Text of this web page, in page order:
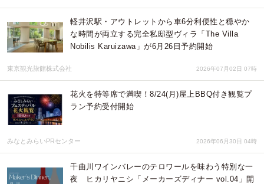
軽井沢駅・アウトレットから車6分利便性と穏やか
な時間が両立する完全私邸型ヴィラ「The Villa
Nobilis Karuizawa」が6月26日予約開始
東京観光旅館株式会社 2026年07月02日 07時
花火を特等席で満喫！8/24(月)屋上BBQ付き観覧プ
ラン予約受付開始
みなとみらいPRセンター 2026年06月30日 04時
千曲川ワインバレーのテロワールを味わう特別な一
夜 ヒカリヤニシ「メーカーズディナー vol.04」開